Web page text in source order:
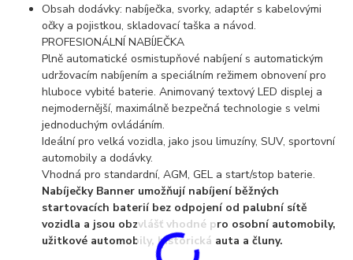
Obsah dodávky: nabíječka, svorky, adaptér s kabelovými
očky a pojistkou, skladovací taška a návod.
PROFESIONÁLNÍ NABÍJEČKA
Plně automatické osmistupňové nabíjení s automatickým
udržovacím nabíjením a speciálním režimem obnovení pro
hluboce vybité baterie. Animovaný textový LED displej a
nejmodernější, maximálně bezpečná technologie s velmi
jednoduchým ovládáním.
Ideální pro velká vozidla, jako jsou limuzíny, SUV, sportovní
automobily a dodávky.
Vhodná pro standardní, AGM, GEL a start/stop baterie.
Nabíječky Banner umožňují nabíjení běžných
startovacích baterií bez odpojení od palubní sítě
vozidla a jsou obzvlášť vhodné pro osobní automobily,
užitkové automobily, historická auta a čluny.